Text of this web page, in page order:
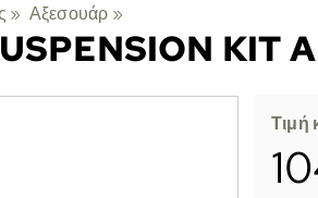
‪» Αξεσουάρ ‪»
KIT
Τιμή